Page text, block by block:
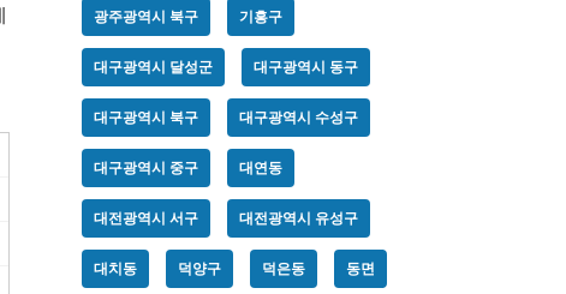
광주광역시 북구 기흥구
대구광역시 달성군 대구광역시 동구
대구광역시 북구 대구광역시 수성구
대구광역시 중구 대연동
대전광역시 서구 대전광역시 유성구
대치동 덕양구 덕은동 동면